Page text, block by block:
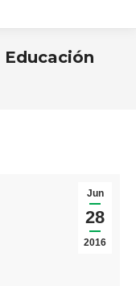
Educación
Jun
28
2016